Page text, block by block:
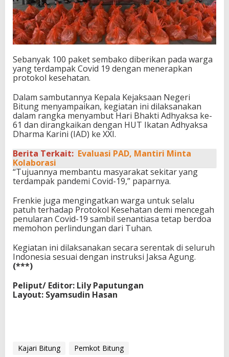
Sebanyak 100 paket sembako diberikan pada warga
yang terdampak Covid 19 dengan menerapkan
protokol kesehatan.
Dalam sambutannya Kepala Kejaksaan Negeri
Bitung menyampaikan, kegiatan ini dilaksanakan
dalam rangka menyambut Hari Bhakti Adhyaksa ke-
61 dan dirangkaikan dengan HUT Ikatan Adhyaksa
Dharma Karini (IAD) ke XXI.
Berita Terkait: Evaluasi PAD, Mantiri Minta
Kolaborasi
“Tujuannya membantu masyarakat sekitar yang
terdampak pandemi Covid-19,” paparnya.
Frenkie juga mengingatkan warga untuk selalu
patuh terhadap Protokol Kesehatan demi mencegah
penularan Covid-19 sambil senantiasa tetap berdoa
memohon perlindungan dari Tuhan.
Kegiatan ini dilaksanakan secara serentak di seluruh
Indonesia sesuai dengan instruksi Jaksa Agung.
(***)
Peliput/ Editor: Lily Paputungan
Layout: Syamsudin Hasan
Kajari Bitung Pemkot Bitung